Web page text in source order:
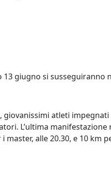
giugno si
, giovanissimi atleti impegnati
L’ultima
alle 20.30, e 10 km